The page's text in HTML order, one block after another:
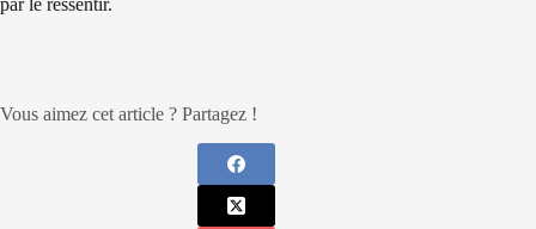
par le ressentir.
Vous aimez cet article ? Partagez !